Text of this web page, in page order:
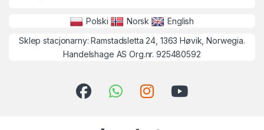
Polski Norsk
English
Sklep stacjonarny: Ramstadsletta 24, 1363 Høvik, Norwegia.
Handelshage AS Org.nr. 925480592